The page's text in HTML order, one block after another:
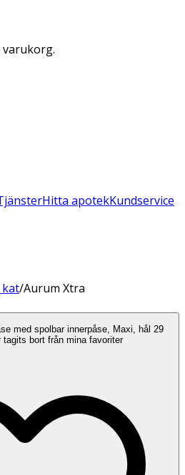
Hitta apotekKundservice
kat/Aurum Xtra
med spolbar innerpåse, Maxi, hål 29
bort från mina favoriter